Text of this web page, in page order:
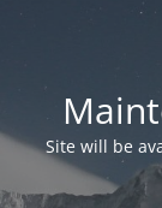
Site will be